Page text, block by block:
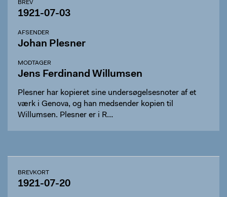
BREV
1921-07-03
AFSENDER
Johan Plesner
MODTAGER
Jens Ferdinand Willumsen
Plesner har kopieret sine undersøgelsesnoter af et
værk i Genova, og han medsender kopien til
Willumsen. Plesner er i R…
BREVKORT
1921-07-20